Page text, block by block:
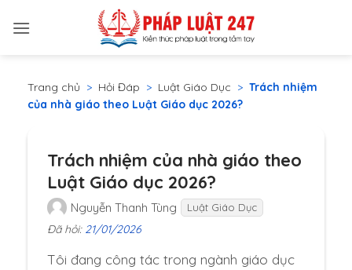
qua
Trang chủ > Hỏi Đáp > Luật Giáo Dục > Trách nhiệm
của nhà giáo theo Luật Giáo dục 2026?
Trách nhiệm của nhà giáo theo
Luật Giáo dục 2026?
Nguyễn Thanh Tùng Luật Giáo Dục
Đã hỏi: 21/01/2026
Tôi đang công tác trong ngành giáo dục